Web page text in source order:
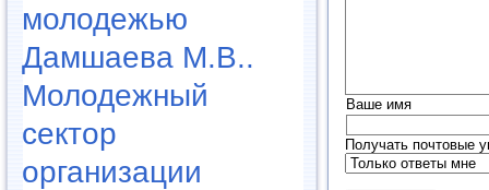
молодежью
Дамшаева М.В..
Молодежный
сектор
организации
Ваше имя
Получать почтовые